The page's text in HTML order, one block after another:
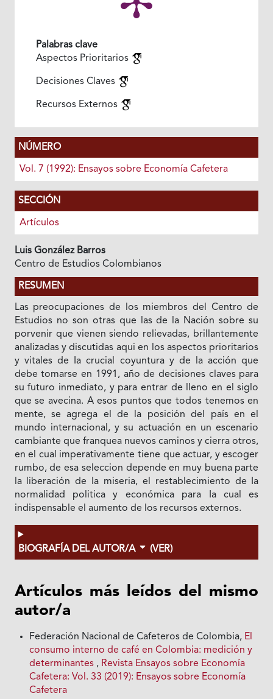
Palabras clave
Aspectos Prioritarios
Decisiones Claves
Recursos Externos
NÚMERO
Vol. 7 (1992): Ensayos sobre Economía Cafetera
SECCIÓN
Artículos
Luis González Barros
Centro de Estudios Colombianos
RESUMEN
Las preocupaciones de los miembros del Centro de
Estudios no son otras que las de la Nación sobre su
porvenir que vienen siendo relievadas, brillantemente
analizadas y discutidas aqui en los aspectos prioritarios
y vitales de Ia crucial coyuntura y de la acción que
debe tomarse en 1991, año de decisiones claves para
su futuro inmediato, y para entrar de lleno en el siglo
que se avecina. A esos puntos que todos tenemos en
mente, se agrega el de la posición del país en el
mundo internacional, y su actuación en un escenario
cambiante que franquea nuevos caminos y cierra otros,
en el cual imperativamente tiene que actuar, y escoger
rumbo, de esa seleccion depende en muy buena parte
la liberación de Ia miseria, el restablecimiento de Ia
normalidad politica y económica para Ia cual es
indispensable el aumento de los recursos externos.
BIOGRAFÍA DEL AUTOR/A (VER)
Artículos más leídos del mismo
autor/a
Federación Nacional de Cafeteros de Colombia, El
consumo interno de café en Colombia: medición y
determinantes , Revista Ensayos sobre Economía
Cafetera: Vol. 33 (2019): Ensayos sobre Economía
Cafetera